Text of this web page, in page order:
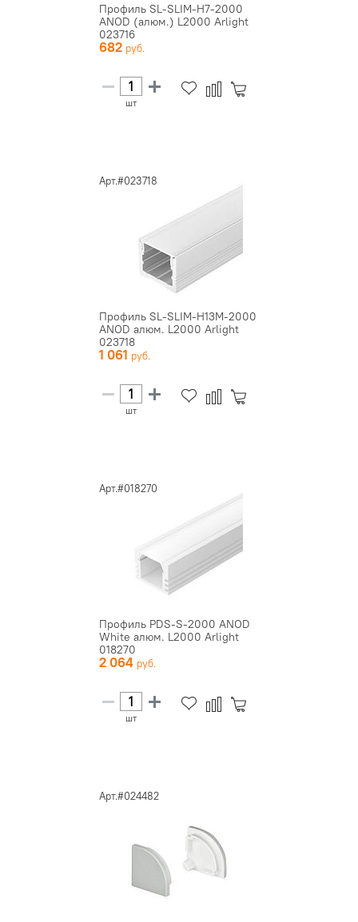
Профиль SL-SLIM-H7-2000
ANOD (алюм.) L2000 Arlight
023716
682
шт
Арт.#023718
Профиль SL-SLIM-H13M-2000
ANOD алюм. L2000 Arlight
023718
1 061
шт
Арт.#018270
Профиль PDS-S-2000 ANOD
White алюм. L2000 Arlight
018270
2 064
шт
Арт.#024482